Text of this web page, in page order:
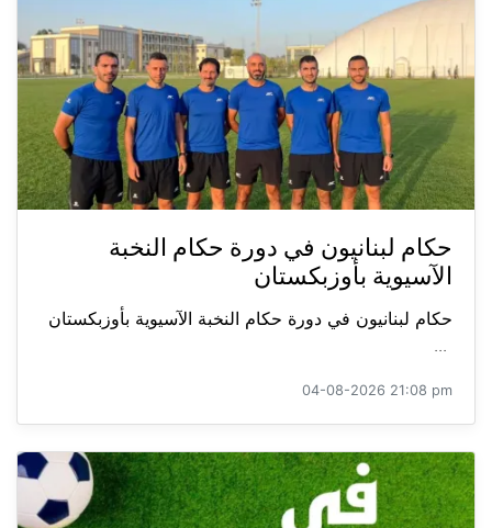
حكام لبنانيون في دورة حكام النخبة
الآسيوية بأوزبكستان
حكام لبنانيون في دورة حكام النخبة الآسيوية بأوزبكستان
...
04-08-2026 21:08 pm